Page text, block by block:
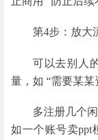
第4步：放大
可以去别人
量，如 “需要某
多注册几个
如一个账号卖ppt